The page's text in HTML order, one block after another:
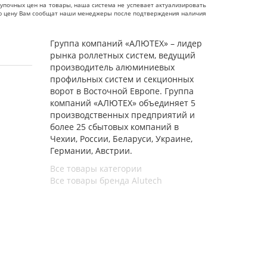
цен на товары, наша система не успевает актуализировать
Вам сообщат наши менеджеры после подтверждения наличия
Группа компаний «АЛЮТЕХ» – лидер
рынка роллетных систем, ведущий
производитель алюминиевых
профильных систем и секционных
ворот в Восточной Европе. Группа
компаний «АЛЮТЕХ» объединяет 5
производственных предприятий и
более 25 сбытовых компаний в
Чехии, России, Беларуси, Украине,
Германии, Австрии.
Все товары категории
Все товары бренда Alutech